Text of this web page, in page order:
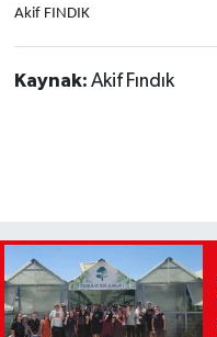
Akif FINDIK
Kaynak: Akif Fındık